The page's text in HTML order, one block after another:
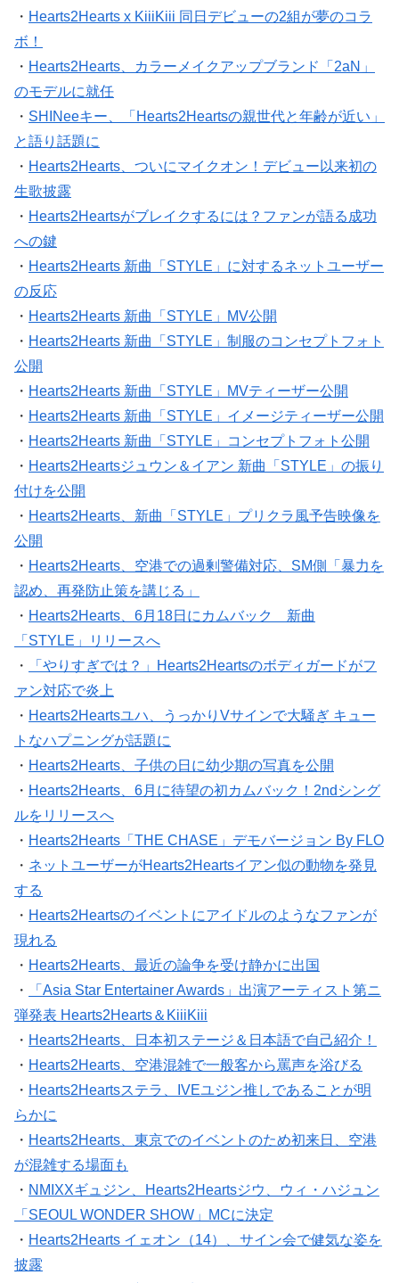
・ Hearts2Hearts x KiiiKiii 同日デビューの2組が夢のコラ
ボ！
・ Hearts2Hearts、カラーメイクアップブランド「2aN」
のモデルに就任
・ SHINeeキー、「Hearts2Heartsの親世代と年齢が近い」
と語り話題に
・ Hearts2Hearts、ついにマイクオン！デビュー以来初の
生歌披露
・ Hearts2Heartsがブレイクするには？ファンが語る成功
への鍵
・ Hearts2Hearts 新曲「STYLE」に対するネットユーザー
の反応
・ Hearts2Hearts 新曲「STYLE」MV公開
・ Hearts2Hearts 新曲「STYLE」制服のコンセプトフォト
公開
・ Hearts2Hearts 新曲「STYLE」MVティーザー公開
・ Hearts2Hearts 新曲「STYLE」イメージティーザー公開
・ Hearts2Hearts 新曲「STYLE」コンセプトフォト公開
・ Hearts2Heartsジュウン＆イアン 新曲「STYLE」の振り
付けを公開
・ Hearts2Hearts、新曲「STYLE」プリクラ風予告映像を
公開
・ Hearts2Hearts、空港での過剰警備対応、SM側「暴力を
認め、再発防止策を講じる」
・ Hearts2Hearts、6月18日にカムバック 新曲
「STYLE」リリースへ
・
「やりすぎでは？」Hearts2Heartsのボディガードがフ
ァン対応で炎上
・ Hearts2Heartsユハ、うっかりVサインで大騒ぎ キュー
トなハプニングが話題に
・ Hearts2Hearts、子供の日に幼少期の写真を公開
・ Hearts2Hearts、6月に待望の初カムバック！2ndシング
ルをリリースへ
・ Hearts2Hearts「THE CHASE」デモバージョン By FLO
・ ネットユーザーがHearts2Heartsイアン似の動物を発見
する
・ Hearts2Heartsのイベントにアイドルのようなファンが
現れる
・ Hearts2Hearts、最近の論争を受け静かに出国
・
「Asia Star Entertainer Awards」出演アーティスト第ニ
弾発表 Hearts2Hearts＆KiiiKiii
・ Hearts2Hearts、日本初ステージ＆日本語で自己紹介！
・ Hearts2Hearts、空港混雑で一般客から罵声を浴びる
・ Hearts2Heartsステラ、IVEユジン推しであることが明
らかに
・ Hearts2Hearts、東京でのイベントのため初来日、空港
が混雑する場面も
・ NMIXXギュジン、Hearts2Heartsジウ、ウィ・ハジュン
「SEOUL WONDER SHOW」MCに決定
・ Hearts2Hearts イェオン（14）、サイン会で健気な姿を
披露